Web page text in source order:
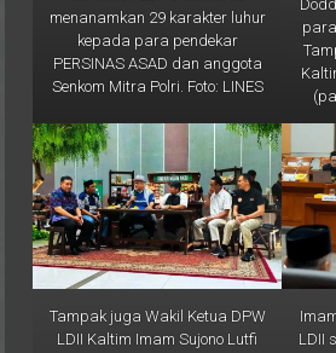
komitmen LDII untuk terus
menanamkan 29 karakter luhur
kepada para pendekar
PERSINAS ASAD dan anggota
Tampak juga Wakil Ketua DPW